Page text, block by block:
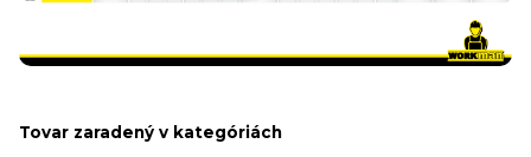
Tovar zaradený v kategóriách